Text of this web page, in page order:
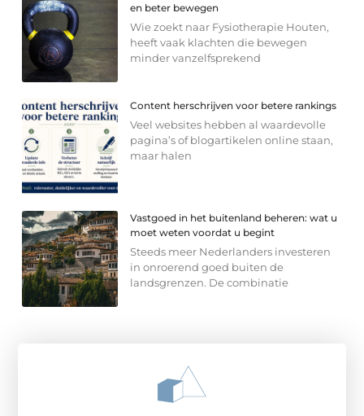
en beter bewegen
Wie zoekt naar Fysiotherapie Houten,
heeft vaak klachten die bewegen
minder vanzelfsprekend
Content herschrijven voor betere rankings
Veel websites hebben al waardevolle
pagina’s of blogartikelen online staan,
maar halen
Vastgoed in het buitenland beheren: wat u
moet weten voordat u begint
Steeds meer Nederlanders investeren
in onroerend goed buiten de
landsgrenzen. De combinatie